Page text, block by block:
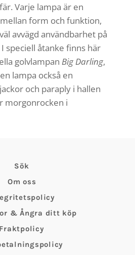
Varje lampa är en
form och funktion,
avvägd användbarhet på
speciell åtanke finns här
golvlampan Big Darling,
lampa också en
och paraply i hallen
morgonrocken i
Sök
Om oss
& Ångra ditt köp
Fraktpolicy